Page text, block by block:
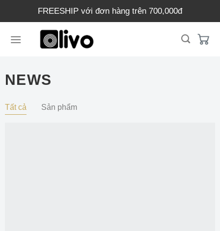
dung
FREESHIP với đơn hàng trên 700,000đ
NEWS
Tất cả Sản phẩm